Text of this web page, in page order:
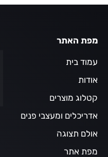
מפת האתר
עמוד בית
אודות
קטלוג מוצרים
אדריכלים ומעצבי פנים
אולם תצוגה
מפת אתר